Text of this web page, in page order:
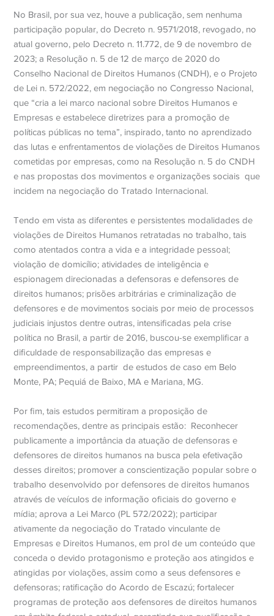
No Brasil, por sua vez, houve a publicação, sem nenhuma
participação popular, do Decreto n. 9571/2018, revogado, no
atual governo, pelo Decreto n. 11.772, de 9 de novembro de
2023; a Resolução n. 5 de 12 de março de 2020 do
Conselho Nacional de Direitos Humanos (CNDH), e o Projeto
de Lei n. 572/2022, em negociação no Congresso Nacional,
que “cria a lei marco nacional sobre Direitos Humanos e
Empresas e estabelece diretrizes para a promoção de
políticas públicas no tema”, inspirado, tanto no aprendizado
das lutas e enfrentamentos de violações de Direitos Humanos
cometidas por empresas, como na Resolução n. 5 do CNDH
e nas propostas dos movimentos e organizações sociais que
incidem na negociação do Tratado Internacional.
Tendo em vista as diferentes e persistentes modalidades de
violações de Direitos Humanos retratadas no trabalho, tais
como atentados contra a vida e a integridade pessoal;
violação de domicílio; atividades de inteligência e
espionagem direcionadas a defensoras e defensores de
direitos humanos; prisões arbitrárias e criminalização de
defensores e de movimentos sociais por meio de processos
judiciais injustos dentre outras, intensificadas pela crise
política no Brasil, a partir de 2016, buscou-se exemplificar a
dificuldade de responsabilização das empresas e
empreendimentos, a partir de estudos de caso em Belo
Monte, PA; Pequiá de Baixo, MA e Mariana, MG.
Por fim, tais estudos permitiram a proposição de
recomendações, dentre as principais estão: Reconhecer
publicamente a importância da atuação de defensoras e
defensores de direitos humanos na busca pela efetivação
desses direitos; promover a conscientização popular sobre o
trabalho desenvolvido por defensores de direitos humanos
através de veículos de informação oficiais do governo e
mídia; aprova a Lei Marco (PL 572/2022); participar
ativamente da negociação do Tratado vinculante de
Empresas e Direitos Humanos, em prol de um conteúdo que
conceda o devido protagonismo e proteção aos atingidos e
atingidas por violações, assim como a seus defensores e
defensoras; ratificação do Acordo de Escazú; fortalecer
programas de proteção aos defensores de direitos humanos